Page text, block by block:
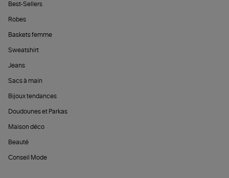
Best-Sellers
Robes
Baskets femme
Sweatshirt
Jeans
Sacs à main
Bijoux tendances
Doudounes et Parkas
Maison déco
Beauté
Conseil Mode